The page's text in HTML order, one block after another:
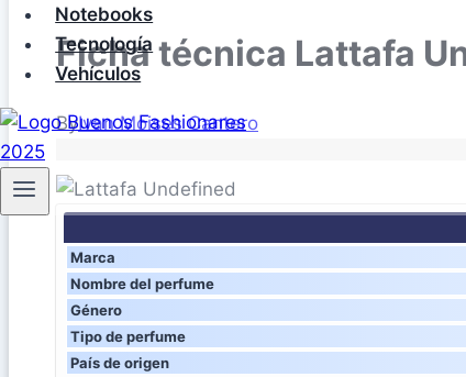
Notebooks
Tecnología
Vehículos
Ficha técnica Lattafa
ByIvan Moises Cantero
Marca
Nombre del perfume
Género
Tipo de perfume
País de origen